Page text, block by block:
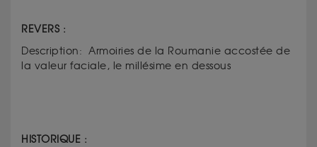
REVERS :
Description: Armoiries de la Roumanie accostée de
la valeur faciale, le millésime en dessous
HISTORIQUE :